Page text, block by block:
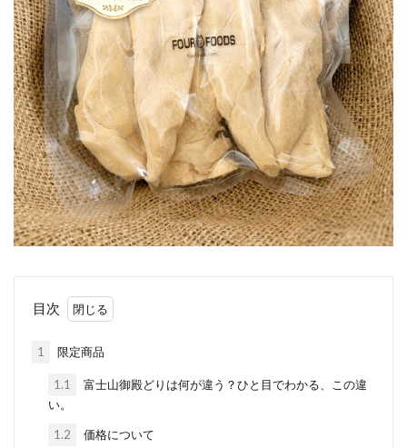
目次
1 限定商品
1.1
富士山御殿どりは何が違う？ひと目でわかる、この違
い。
1.2 価格について